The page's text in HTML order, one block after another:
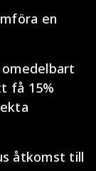
en
få 15%
åtkomst till